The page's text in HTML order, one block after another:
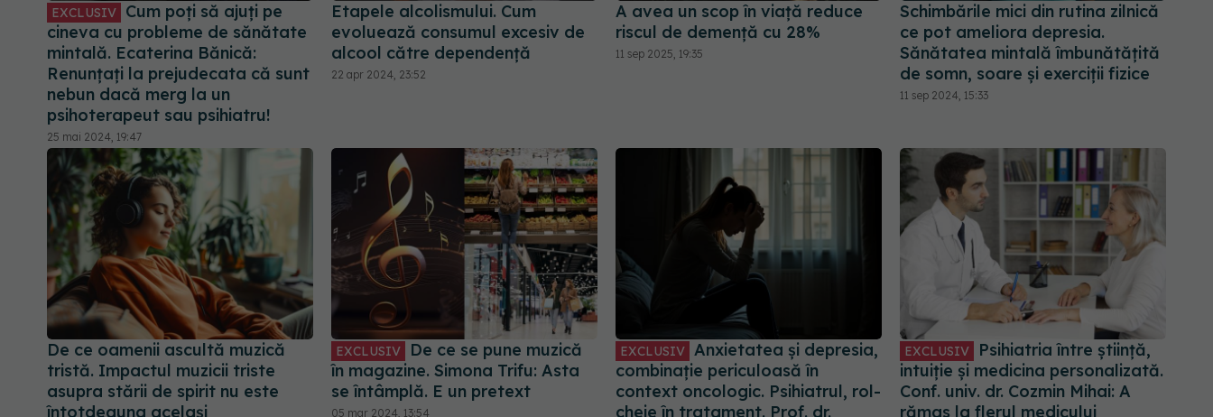
EXCLUSIV
Cum poți să ajuți pe
cineva cu probleme de sănătate
mintală. Ecaterina Bănică:
Renunțați la prejudecata că sunt
nebun dacă merg la un
psihoterapeut sau psihiatru!
25 mai 2024, 19:47
Etapele alcolismului. Cum
evoluează consumul excesiv de
alcool către dependență
22 apr 2024, 23:52
A avea un scop în viață reduce
riscul de demență cu 28%
11 sep 2025, 19:35
Schimbările mici din rutina zilnică
ce pot ameliora depresia.
Sănătatea mintală îmbunătățită
de somn, soare și exerciții fizice
11 sep 2024, 15:33
De ce oamenii ascultă muzică
tristă. Impactul muzicii triste
asupra stării de spirit nu este
întotdeauna același
EXCLUSIV
De ce se pune muzică
în magazine. Simona Trifu: Asta
se întâmplă. E un pretext
05 mar 2024, 13:54
EXCLUSIV Anxietatea și depresia,
combinație periculoasă în
context oncologic. Psihiatrul, rol-
cheie în tratament. Prof. dr.
EXCLUSIV
Psihiatria între știință,
intuiție și medicina personalizată.
Conf. univ. dr. Cozmin Mihai: A
rămas la flerul medicului